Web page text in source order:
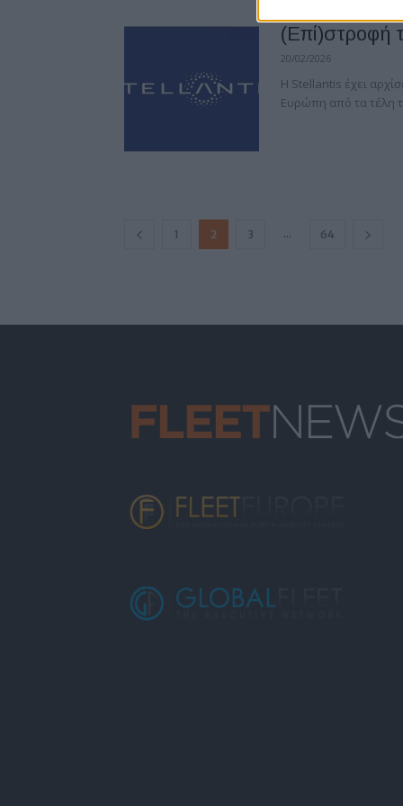
(Επί)στροφή
20/02/2026
Η Stellantis έχει
Ευρώπη από τα τέλη
1 2 3 ... 64